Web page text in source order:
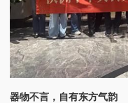
器物不言，自有东方气韵